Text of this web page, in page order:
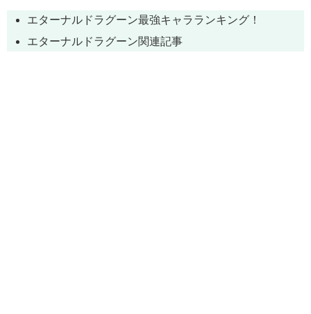
エターナルドラグーン最強キャラランキング！
エターナルドラグーン関連記事